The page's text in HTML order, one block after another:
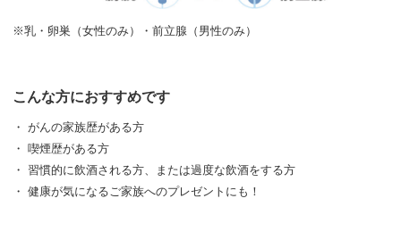
※乳・卵巣（女性のみ）・前立腺（男性のみ）
こんな方におすすめです
・ がんの家族歴がある方
・ 喫煙歴がある方
・ 習慣的に飲酒される方、または過度な飲酒をする方
・ 健康が気になるご家族へのプレゼントにも！